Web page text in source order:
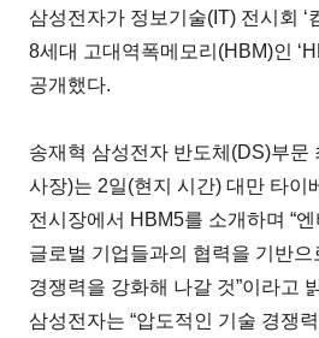
삼성전자가 정보기술(IT) 전시회 ‘
8세대 고대역폭메모리(HBM)인
공개했다.
송재혁 삼성전자 반도체(DS)부문
사장)는 2일(현지 시간) 대만 타이
전시장에서 HBM5를 소개하며 “
글로벌 기업들과의 협력을 기반
경쟁력을 강화해 나갈 것”이라고
삼성전자는 “압도적인 기술 경쟁